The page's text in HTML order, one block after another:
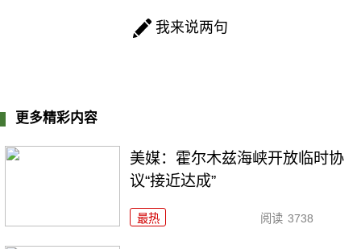
我来说两句
更多精彩内容
美媒：霍尔木兹海峡开放临时协
议“接近达成”
最热 阅读 3738